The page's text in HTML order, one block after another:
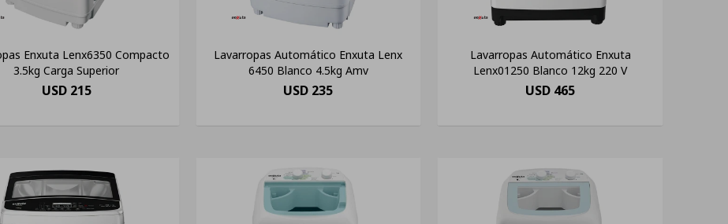
Enxuta Lenx6350 Compacto
3.5kg Carga Superior
USD 215
Lavarropas Automático Enxuta Lenx
6450 Blanco 4.5kg Amv
USD 235
Lavarropas Automático Enxuta
Lenx01250 Blanco 12kg 220 V
USD 465